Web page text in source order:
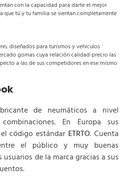
con la capacidad para darte el mejor
que tú y tu familia se sientan completamente
diseñados para turismos y vehículos
gomas cuya relación calidad-precio las
a las de sus competidores en ese mismo
de neumáticos a nivel
En Europa sus
código estándar ETRTO. Cuenta
el público y muy buenas
de la marca gracias a sus